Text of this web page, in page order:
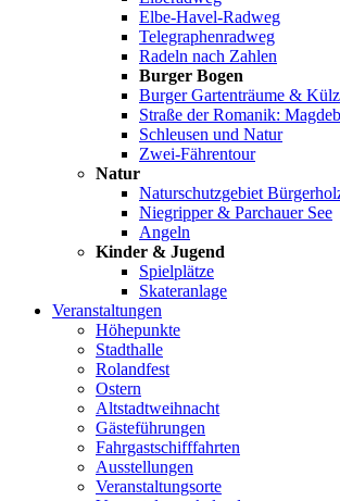
Elbe-Havel-Radweg
Telegraphenradweg
Radeln nach Zahlen
Burger Bogen
Burger Gartenträume &
Straße der Romanik:
Schleusen und Natur
Zwei-Fährentour
Natur
Naturschutzgebiet
Niegripper & Parchauer See
Angeln
Kinder & Jugend
Spielplätze
Skateranlage
Veranstaltungen
Höhepunkte
Stadthalle
Rolandfest
Ostern
Altstadtweihnacht
Gästeführungen
Fahrgastschifffahrten
Ausstellungen
Veranstaltungsorte